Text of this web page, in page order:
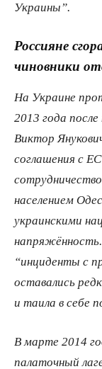
Украины”.
Россияне
чиновники
На Украине
2013 года
Виктор
соглашения с
населением
украинскими
“инциденты с
оставались
и таила в себе
В марте 2014
палаточный